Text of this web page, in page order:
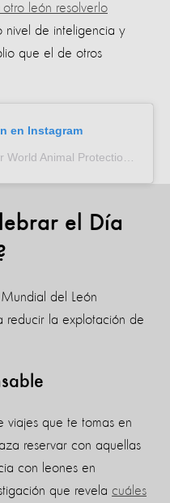
león resolverlo
nivel de inteligencia y
que el de otros
en Instagram
(@proteccion_animal_mundial)
el Día
del León
reducir la explotación de
viajes que te tomas en
reservar con aquellas
con leones en
que revela cuáles